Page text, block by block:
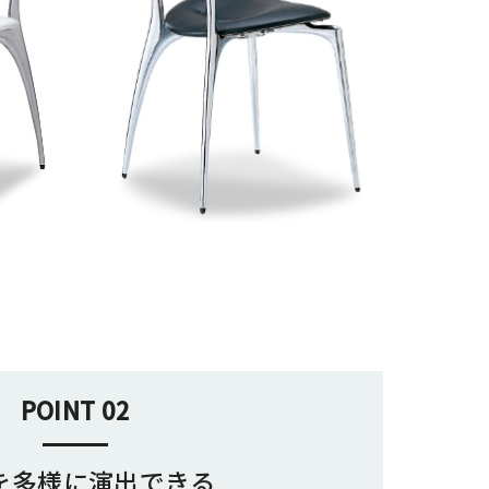
POINT 02
多様に演出できる